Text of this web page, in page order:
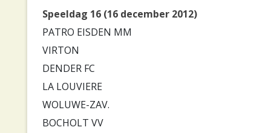
Speeldag 16 (16 december 2012)
PATRO EISDEN MM
VIRTON
DENDER FC
LA LOUVIERE
WOLUWE-ZAV.
BOCHOLT VV